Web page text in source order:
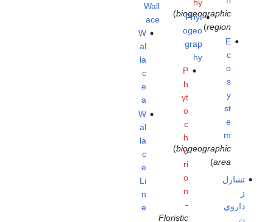
(biogeographic
region
)
E
c
o
s
y
st
e
m
(biogeographic
area
)
تشارل
ز
داروي
ن
hy
Phyt
ogeo
grap
hy
P
h
yt
o
c
h
o
ri
o
n
-
Floristic
Wall
ace
W
al
la
c
e
a
W
al
la
c
e
Li
n
e